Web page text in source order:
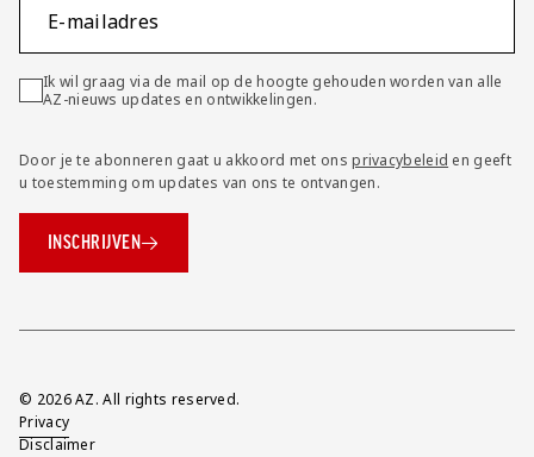
E-mailadres
Ik wil graag via de mail op de hoogte gehouden worden van alle
AZ-nieuws updates en ontwikkelingen.
Door je te abonneren gaat u akkoord met onsprivacybeleid en geeft
u toestemming om updates van ons te ontvangen.
INSCHRIJVEN
Overig
© 2026 AZ. All rights reserved.
Privacy
Disclaimer